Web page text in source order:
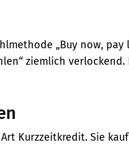
„Buy now,
ziemlich verlockend.
Kurzzeitkredit. Sie